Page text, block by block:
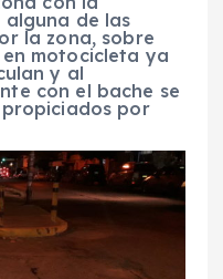
alguna de las
la zona, sobre
motocicleta ya
y al
con el bache se
por